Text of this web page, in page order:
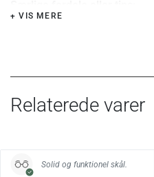
Den lange form giver god
Tåler ikke vand. Ryst eller
+ VIS MERE
Relaterede varer
Solid og funktionel skål.